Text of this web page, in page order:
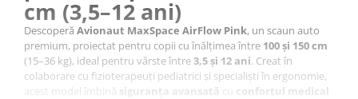
cm (3,5–12 ani)
Descoperă Avionaut MaxSpace AirFlow Pink, un scaun auto
premium, proiectat pentru copii cu înălțimea între 100 și 150 cm
(15–36 kg), ideal pentru vârste între3,5 și 12 ani. Creat în
colaborare cu fizioterapeuți pediatrici și specialiști în ergonomie,
acest model îmbină siguranța avansată cu
confortul medical